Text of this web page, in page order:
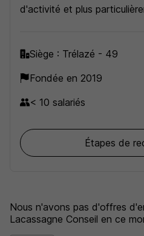
d'activité et plus
Siège : Trélazé - 49
Fondée en 2019
< 10 salariés
Étapes de
Nous n'avons pas d'offres
Lacassagne Conseil en ce